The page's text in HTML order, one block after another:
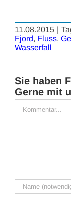
11.08.2015 |
Fjord, Fluss,
Wasserfall
Sie haben
Gerne mit